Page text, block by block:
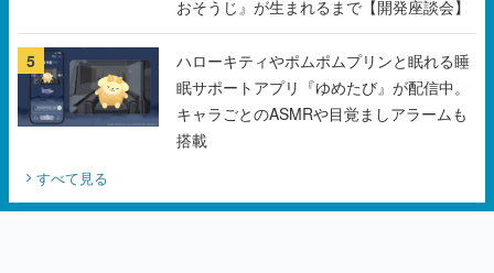
おそうじ』が生まれるまで【開発座談会】
5
ハローキティやポムポムプリンと眠れる睡
眠サポートアプリ『ゆめたび』が配信中。
キャラごとのASMRや目覚ましアラームも
搭載
すべて見る